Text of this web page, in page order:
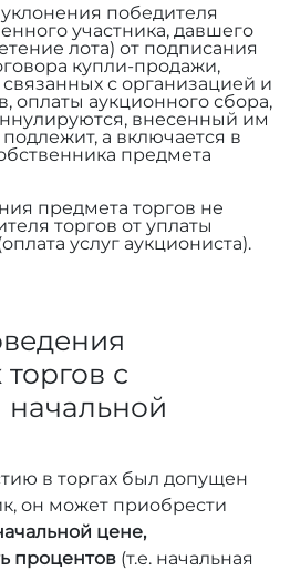
победителя
участника, давшего
лота) от подписания
купли-продажи,
с организацией и
оплаты аукционного сбора,
внесенный им
а включается в
предмета
предмета торгов не
торгов от уплаты
услуг аукциониста).
с
в торгах был допущен
он может приобрести
цене,
процентов (т.е. начальная